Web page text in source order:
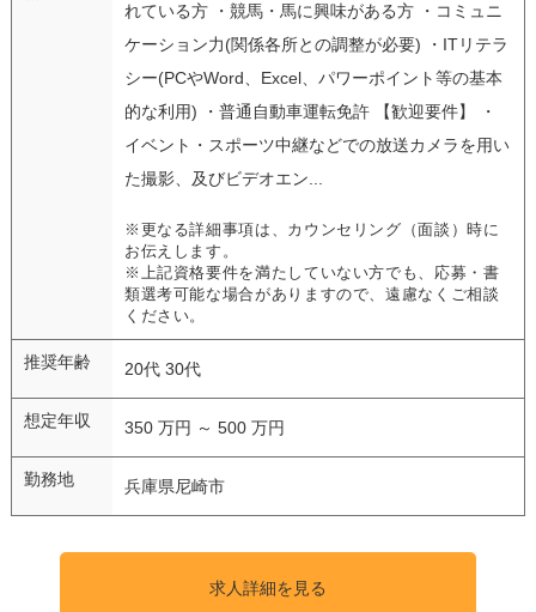
れている方 ・競馬・馬に興味がある方 ・コミュニ
ケーション力(関係各所との調整が必要) ・ITリテラ
シー(PCやWord、Excel、パワーポイント等の基本
的な利用) ・普通自動車運転免許 【歓迎要件】 ・
イベント・スポーツ中継などでの放送カメラを用い
た撮影、及びビデオエン...
※更なる詳細事項は、カウンセリング（面談）時に
お伝えします。
※上記資格要件を満たしていない方でも、応募・書
類選考可能な場合がありますので、遠慮なくご相談
ください。
推奨年齢 20代 30代
想定年収 350 万円 ～ 500 万円
勤務地 兵庫県尼崎市
求人詳細を見る